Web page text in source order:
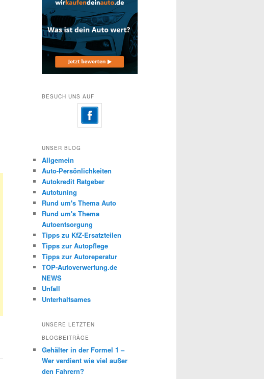
BESUCH UNS AUF
UNSER BLOG
Allgemein
Auto-Persönlichkeiten
Autokredit Ratgeber
Autotuning
Rund um's Thema Auto
Rund um's Thema
Autoentsorgung
Tipps zu KfZ-Ersatzteilen
Tipps zur Autopflege
Tipps zur Autoreperatur
TOP-Autoverwertung.de
NEWS
Unfall
Unterhaltsames
UNSERE LETZTEN
BLOGBEITRÄGE
Gehälter in der Formel 1 –
Wer verdient wie viel außer
den Fahrern?